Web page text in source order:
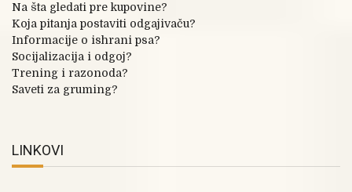
Na šta gledati pre kupovine?
Koja pitanja postaviti odgajivaču?
Informacije o ishrani psa?
Socijalizacija i odgoj?
Trening i razonoda?
Saveti za gruming?
LINKOVI